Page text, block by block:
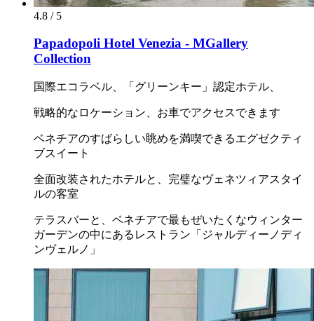
4.8 / 5
Papadopoli Hotel Venezia - MGallery
Collection
国際エコラベル、「グリーンキー」認定ホテル、
戦略的なロケーション、お車でアクセスできます
ベネチアのすばらしい眺めを満喫できるエグゼクティ
ブスイート
全面改装されたホテルと、完璧なヴェネツィアスタイ
ルの客室
テラスバーと、ベネチアで最もぜいたくなウィンター
ガーデンの中にあるレストラン「ジャルディーノディ
ンヴェルノ」